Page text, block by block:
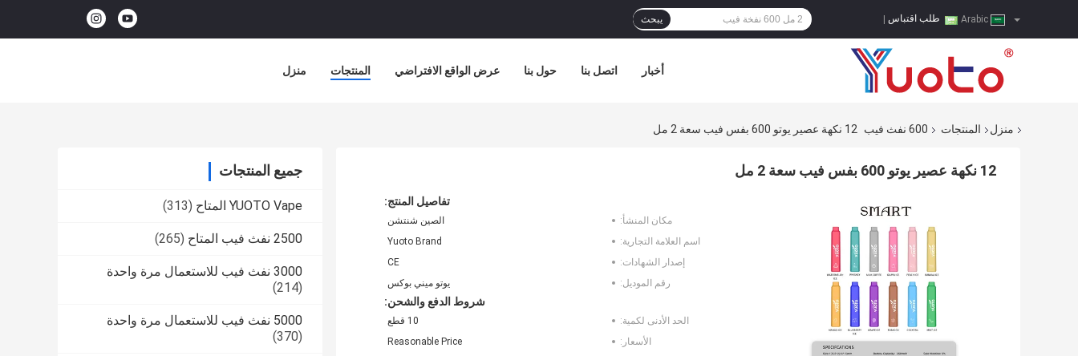
طلب اقتباس يبحث
منزل المنتجات عرض الواقع الافتراضي حول بنا اتصل بنا أخبار
منزل المنتجات 600 نفث فيب 12 نكهة عصير يوتو 600 بفس فيب سعة 2 مل
جميع المنتجات
YUOTO Vape المتاح (313)
2500 نفث فيب المتاح (265)
3000 نفث فيب للاستعمال مرة واحدة
(214)
5000 نفث فيب للاستعمال مرة واحدة
(370)
12 نكهة عصير يوتو 600 بفس فيب سعة 2 مل
تفاصيل المنتج:
مكان المنشأ:
الصين شنتشن
اسم العلامة التجارية:
Yuoto Brand
إصدار الشهادات:
CE
رقم الموديل:
يوتو ميني بوكس
شروط الدفع والشحن:
الحد الأدنى لكمية:
10 قطع
الأسعار:
Reasonable Price